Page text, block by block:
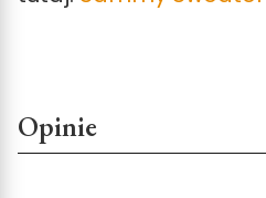
Opinie